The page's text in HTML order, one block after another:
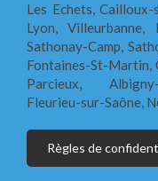
Les Echets,
Lyon, Villeurbanne,
Sathonay-Camp,
Fontaines-St-Martin,
Parcieux,
Fleurieu-sur-Saône,
Règles de